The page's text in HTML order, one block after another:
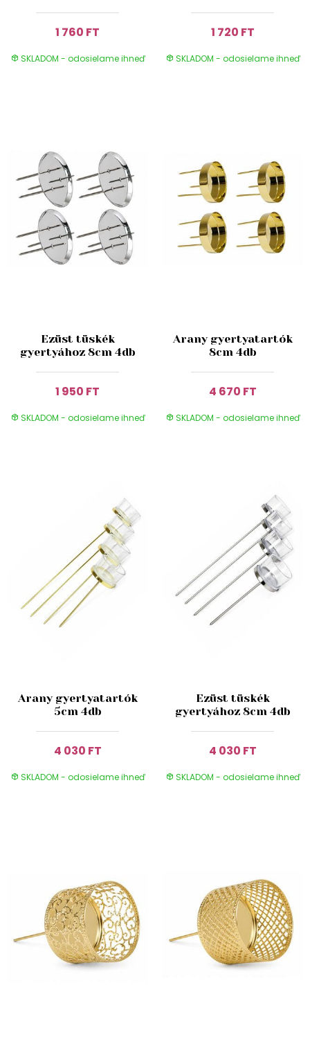
1 760 FT
SKLADOM - odosielame ihneď
1 720 FT
SKLADOM - odosielame ihneď
Ezüst tüskék
gyertyához 8cm 4db
1 950 FT
SKLADOM - odosielame ihneď
Arany gyertyatartók
8cm 4db
4 670 FT
SKLADOM - odosielame ihneď
Arany gyertyatartók
5cm 4db
4 030 FT
SKLADOM - odosielame ihneď
Ezüst tüskék
gyertyához 8cm 4db
4 030 FT
SKLADOM - odosielame ihneď